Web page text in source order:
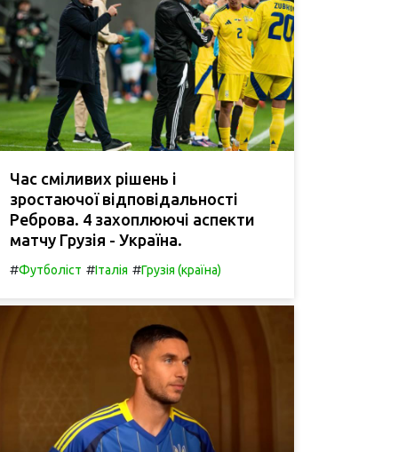
Час сміливих рішень і
зростаючої відповідальності
Реброва. 4 захоплюючі аспекти
матчу Грузія - Україна.
#Футболіст #Італія #Грузія (країна)